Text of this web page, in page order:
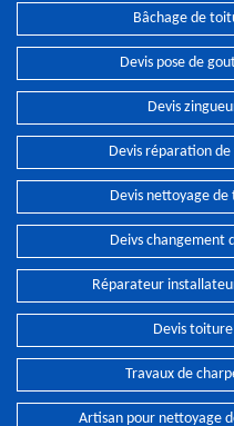
Bâchage de
Devis pose de
Devis
Devis réparation
Devis nettoyage
Deivs changement
Réparateur
Devis
Travaux de
Artisan pour nettoyage